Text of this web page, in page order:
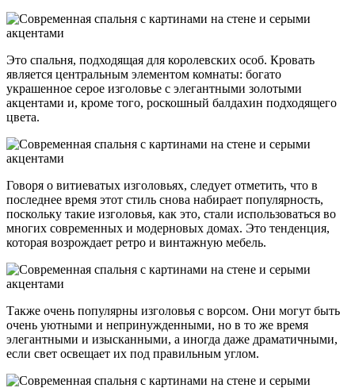
Это спальня, подходящая для королевских особ. Кровать
является центральным элементом комнаты: богато
украшенное серое изголовье с элегантными золотыми
акцентами и, кроме того, роскошный балдахин подходящего
цвета.
Говоря о витиеватых изголовьях, следует отметить, что в
последнее время этот стиль снова набирает популярность,
поскольку такие изголовья, как это, стали использоваться во
многих современных и модерновых домах. Это тенденция,
которая возрождает ретро и винтажную мебель.
Также очень популярны изголовья с ворсом. Они могут быть
очень уютными и непринужденными, но в то же время
элегантными и изысканными, а иногда даже драматичными,
если свет освещает их под правильным углом.